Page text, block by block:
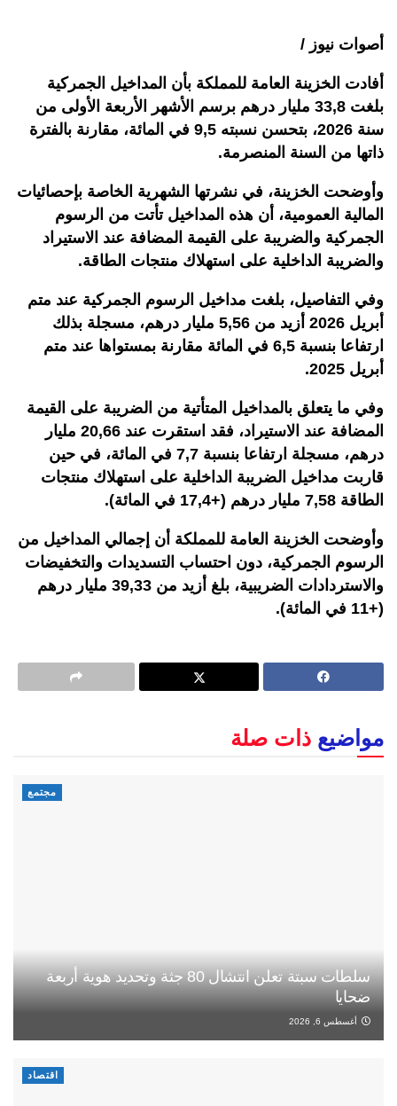
أصوات نيوز /
أفادت الخزينة العامة للمملكة بأن المداخيل الجمركية
بلغت 33,8 مليار درهم برسم الأشهر الأربعة الأولى من
سنة 2026، بتحسن نسبته 9,5 في المائة، مقارنة بالفترة
ذاتها من السنة المنصرمة.
وأوضحت الخزينة، في نشرتها الشهرية الخاصة بإحصائيات
المالية العمومية، أن هذه المداخيل تأتت من الرسوم
الجمركية والضريبة على القيمة المضافة عند الاستيراد
والضريبة الداخلية على استهلاك منتجات الطاقة.
وفي التفاصيل، بلغت مداخيل الرسوم الجمركية عند متم
أبريل 2026 أزيد من 5,56 مليار درهم، مسجلة بذلك
ارتفاعا بنسبة 6,5 في المائة مقارنة بمستواها عند متم
أبريل 2025.
وفي ما يتعلق بالمداخيل المتأتية من الضريبة على القيمة
المضافة عند الاستيراد، فقد استقرت عند 20,66 مليار
درهم، مسجلة ارتفاعا بنسبة 7,7 في المائة، في حين
قاربت مداخيل الضريبة الداخلية على استهلاك منتجات
الطاقة 7,58 مليار درهم (+17,4 في المائة).
وأوضحت الخزينة العامة للمملكة أن إجمالي المداخيل من
الرسوم الجمركية، دون احتساب التسديدات والتخفيضات
والاستردادات الضريبية، بلغ أزيد من 39,33 مليار درهم
(+11 في المائة).
مواضيع ذات صلة
مجتمع
سلطات سبتة تعلن انتشال 80 جثة وتحديد هوية أربعة
ضحايا
أغسطس 6, 2026
اقتصاد